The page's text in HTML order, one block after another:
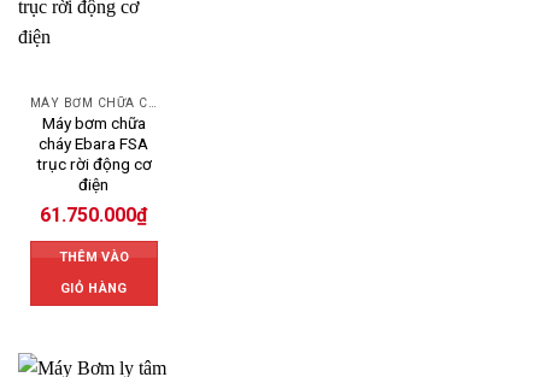
Máy bơm chữa
cháy Ebara FSA
trục rời động cơ
điện
61.750.000₫
THÊM VÀO
GIỎ HÀNG